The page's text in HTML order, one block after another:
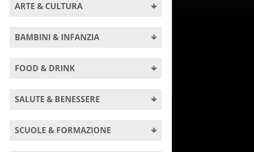
ARTE & CULTURA
BAMBINI & INFANZIA
FOOD & DRINK
SALUTE & BENESSERE
SCUOLE & FORMAZIONE